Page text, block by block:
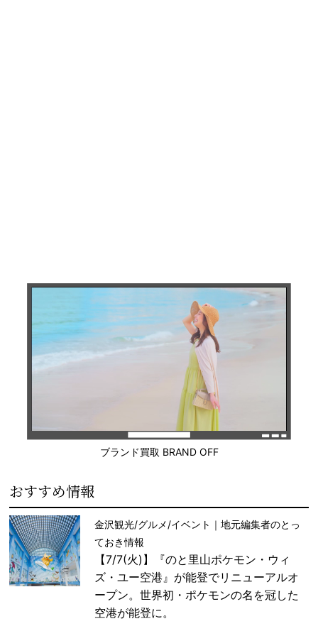
ブランド買取 BRAND OFF
おすすめ情報
金沢観光/グルメ/イベント｜地元編集者のとっ
ておき情報
【7/7(火)】『のと里山ポケモン・ウィ
ズ・ユー空港』が能登でリニューアルオ
ープン。世界初・ポケモンの名を冠した
空港が能登に。